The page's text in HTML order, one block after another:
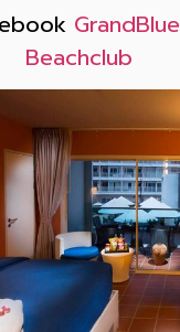
Beachclub